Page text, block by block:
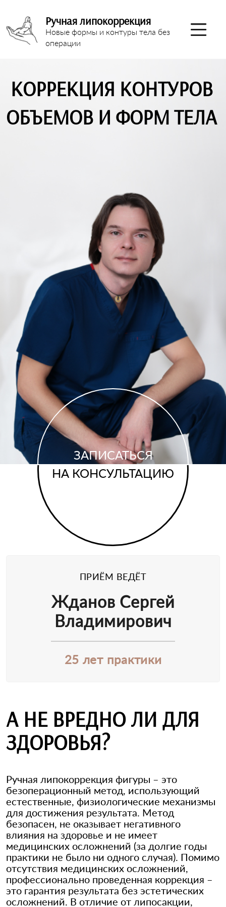
Ручная липокоррекция
Новые формы и контуры тела без
операции
КОРРЕКЦИЯ КОНТУРОВ
ОБЪЕМОВ И ФОРМ ТЕЛА
ЗАПИСАТЬСЯ
НА КОНСУЛЬТАЦИЮ
ПРИЁМ ВЕДЁТ
Жданов Сергей
Владимирович
25 лет практики
А НЕ ВРЕДНО ЛИ ДЛЯ
ЗДОРОВЬЯ?
Ручная липокоррекция фигуры – это
безоперационный метод, использующий
естественные, физиологические механизмы
для достижения результата. Метод
безопасен, не оказывает негативного
влияния на здоровье и не имеет
медицинских осложнений (за долгие годы
практики не было ни одного случая). Помимо
отсутствия медицинских осложнений,
профессионально проведенная коррекция –
это гарантия результата без эстетических
осложнений. В отличие от липосакции,